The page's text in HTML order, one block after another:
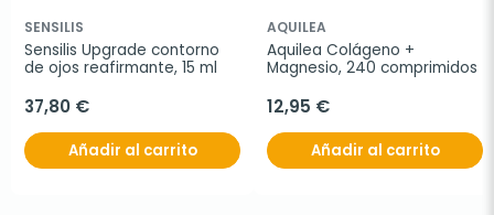
SENSILIS
Sensilis Upgrade contorno
de ojos reafirmante, 15 ml
37,80 €
Añadir al carrito
AQUILEA
Aquilea Colágeno +
Magnesio, 240 comprimidos
12,95 €
Añadir al carrito